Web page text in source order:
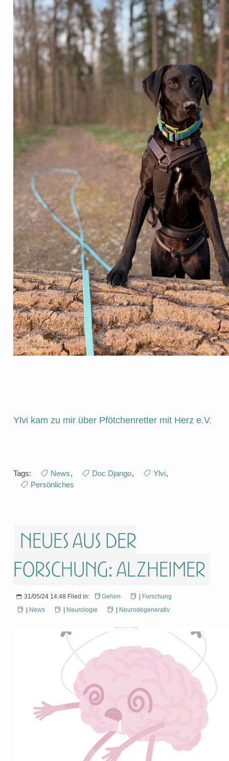
Ylvi kam zu mir über Pfötchenretter mit Herz e.V.
Tags: News, Doc Django, Ylvi,
Persönliches
Neues aus der
Forschung: Alzheimer
31/05/24 14:48 Filed in: Gehirn
Forschung
News Neurologie Neurodegenerativ